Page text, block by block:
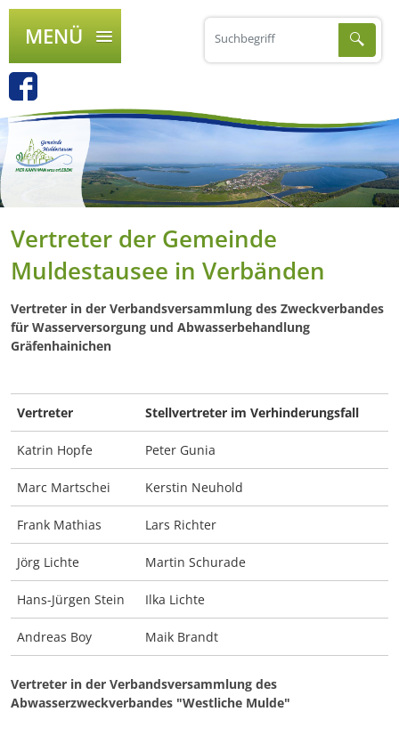
MENÜ
Vertreter der Gemeinde
Muldestausee in Verbänden
Vertreter in der Verbandsversammlung des Zweckverbandes
für Wasserversorgung und Abwasserbehandlung
Gräfenhainichen
Vertreter Stellvertreter im Verhinderungsfall
Katrin Hopfe Peter Gunia
Marc Martschei Kerstin Neuhold
Frank Mathias Lars Richter
Jörg Lichte Martin Schurade
Hans-Jürgen Stein Ilka Lichte
Andreas Boy Maik Brandt
Vertreter in der Verbandsversammlung des
Abwasserzweckverbandes "Westliche Mulde"